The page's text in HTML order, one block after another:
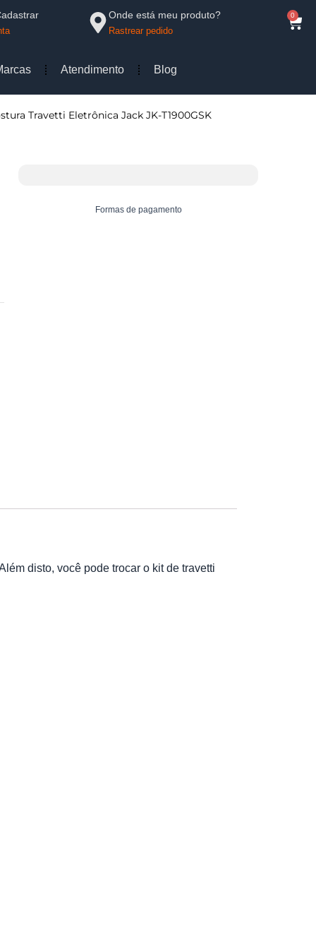
Onde está meu produto?
Rastrear pedido
0
Cart
Atendimento Blog
Travetti Eletrônica Jack JK-T1900GSK
Formas de pagamento
disto, você pode trocar o kit de travetti